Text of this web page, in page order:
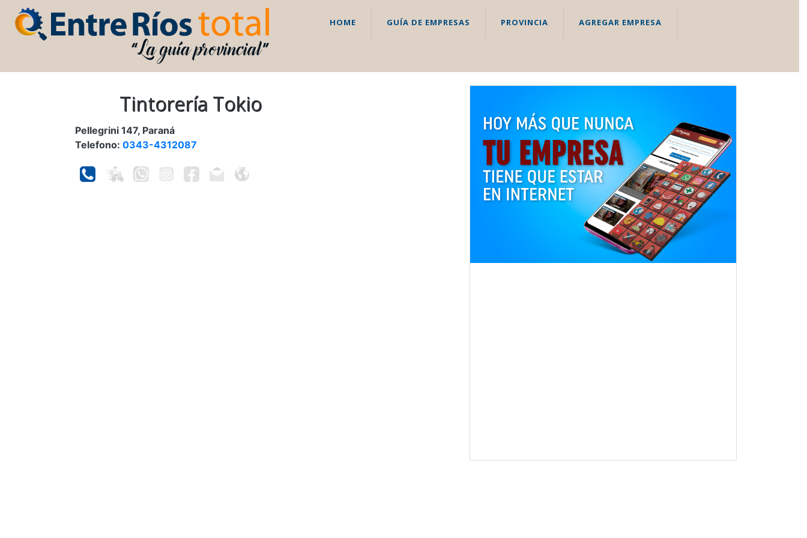
HOME GUÍA DE EMPRESAS PROVINCIA AGREGAR EMPRESA
Tintorería Tokio
Pellegrini 147, Paraná
Telefono: 0343-4312087